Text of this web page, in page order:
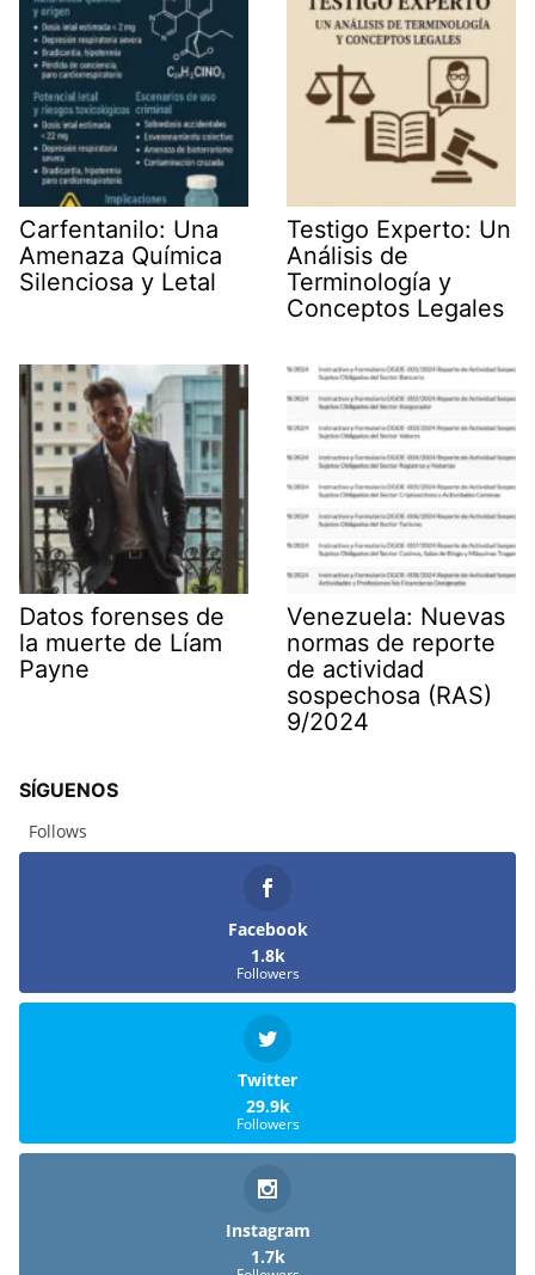
Carfentanilo: Una
Amenaza Química
Silenciosa y Letal
Testigo Experto: Un
Análisis de
Terminología y
Conceptos Legales
Datos forenses de
la muerte de Líam
Payne
Venezuela: Nuevas
normas de reporte
de actividad
sospechosa (RAS)
9/2024
SÍGUENOS
Follows
Facebook
1.8k
Followers
Twitter
29.9k
Followers
Instagram
1.7k